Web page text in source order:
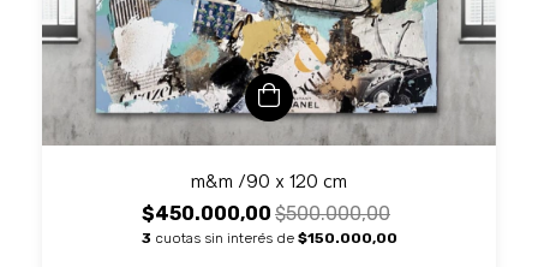
m&m /90 x 120 cm
$450.000,00 $500.000,00
3 cuotas sin interés de $150.000,00